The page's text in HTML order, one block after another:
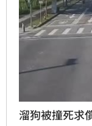
溜狗被撞死求